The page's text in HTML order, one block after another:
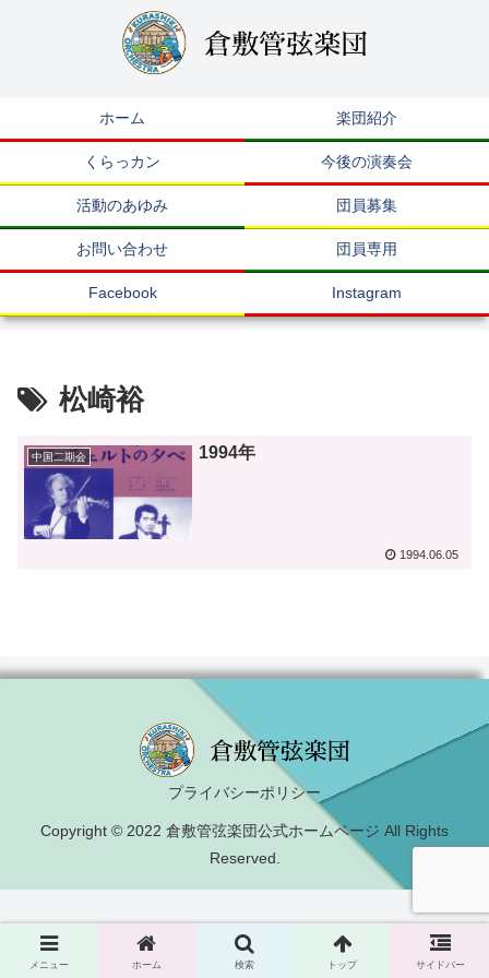
ホーム 楽団紹介
くらっカン 今後の演奏会
活動のあゆみ 団員募集
お問い合わせ 団員専用
Facebook Instagram
松崎裕
中国二期会 1994年
1994.06.05
プライバシーポリシー
Copyright © 2022 倉敷管弦楽団公式ホームページ All Rights
Reserved.
メニュー ホーム 検索 トップ サイドバー